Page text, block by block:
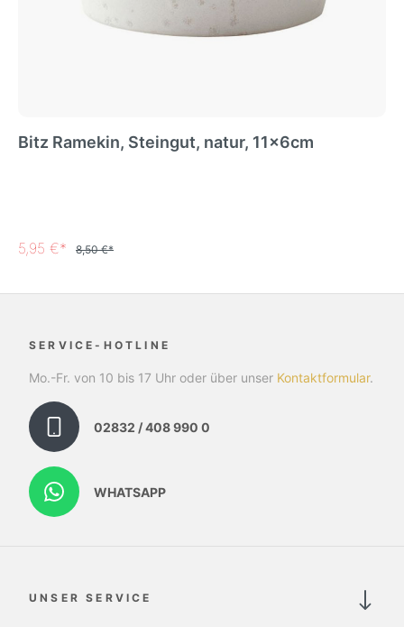
Bitz Ramekin, Steingut, natur, 11x6cm
5,95 €* 8,50 €*
SERVICE-HOTLINE
Mo.-Fr. von 10 bis 17 Uhr oder über unser Kontaktformular.
02832 / 408 990 0
WHATSAPP
UNSER SERVICE